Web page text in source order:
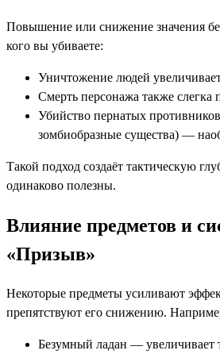
Повышение или снижение значения
кого вы убиваете:
Уничтожение людей увеличивает
Смерть персонажа также слегка
Убийство пернатых
зомбиобразные существа) —
Такой подход создаёт тактическую
одинаково полезны.
Влияние предметов и
«Призыв»
Некоторые предметы усиливают
препятствуют его снижению.
Безумный ладан — увеличивает